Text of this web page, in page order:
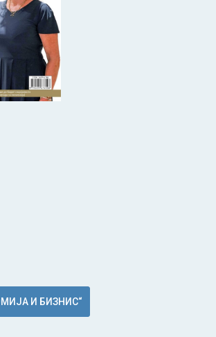
И БИЗНИС“